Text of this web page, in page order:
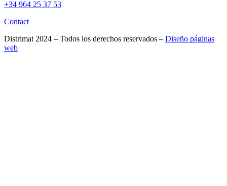
+34 964 25 37 53
Contact
Distrimat 2024 – Todos los derechos reservados – Diseño páginas
web